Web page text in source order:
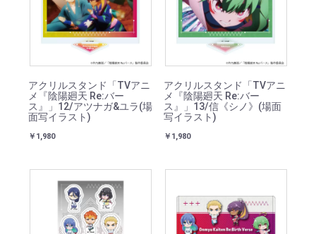
アクリルスタンド「TVアニ
メ『陰陽廻天 Re:バー
ス』」12/アツナガ&ユラ(場
面写イラスト)
￥1,980
アクリルスタンド「TVアニ
メ『陰陽廻天 Re:バー
ス』」13/信《シノ》(場面
写イラスト)
￥1,980